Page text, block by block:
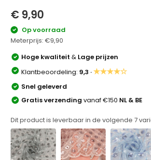
€ 9,90
Op voorraad
Meterprijs:€9,90
Hoge kwaliteit& Lage prijzen
Klantbeoordeling: 9,3 ·★★★★☆
Snel geleverd
Gratis verzendingvanaf €150 NL & BE
Dit product is leverbaar in de volgende7